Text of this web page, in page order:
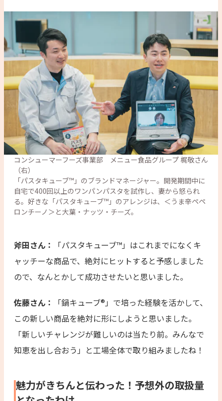
コンシューマーフーズ事業部　メニュー食品グループ 梶敬さん
（右）
「パスタキューブ™」のブランドマネージャー。開発期間中に
自宅で400回以上のワンパンパスタを試作し、妻から怒られ
る。好きな「パスタキューブ™」のアレンジは、＜うま辛ペペ
ロンチーノ＞と大葉・ナッツ・チーズ。
斧田さん：
「パスタキューブ™」はこれまでになくキ
ャッチーな商品で、絶対にヒットすると予感しました
ので、なんとかして成功させたいと思いました。
佐藤さん：
「鍋キューブ®」で培った経験を活かして、
この新しい商品を絶対に形にしようと思いました。
「新しいチャレンジが難しいのは当たり前。みんなで
知恵を出し合おう」と工場全体で取り組みましたね！
魅力がきちんと伝わった！予想外の取扱量